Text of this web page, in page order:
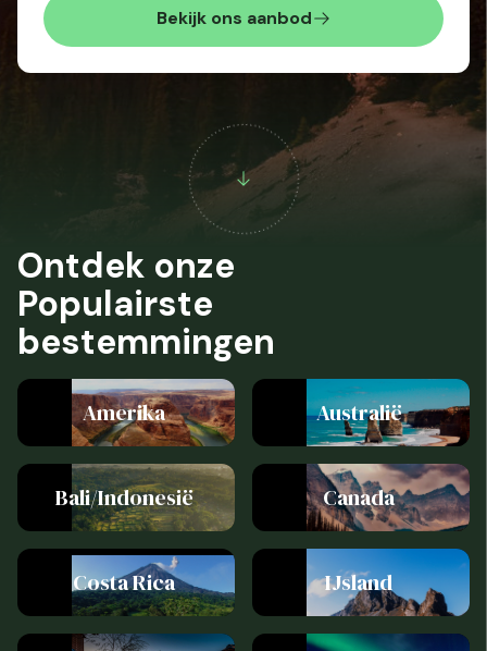
Bekijk ons aanbod
Ontdek onze
Populairste
bestemmingen
Amerika Australië
Bali/Indonesië Canada
Costa Rica IJsland